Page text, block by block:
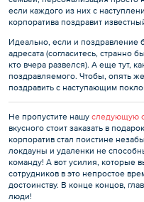
если каждого из них с
корпоратива поздравит
Идеально, если и поздравление
адресата (согласитесь, странно
кто вчера развелся). А еще тут,
поздравляемого. Чтобы, опять
поздравить с наступающим
Не пропустите нашу следующую
вкусного стоит заказать в
корпоратив стал поистине
локдауны и удаленки не
команду! А вот усилия, которые
сотрудников в это непростое
достоинству. В конце концов,
люди!